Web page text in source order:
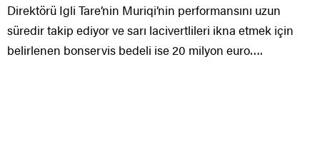
Direktörü Igli Tare’nin Muriqi’nin performansını uzun
süredir takip ediyor ve sarı lacivertlileri ikna etmek için
belirlenen bonservis bedeli ise 20 milyon euro….